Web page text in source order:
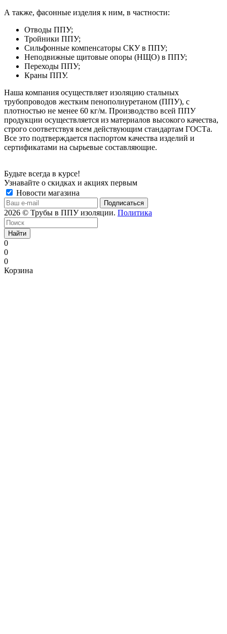
А также, фасонные изделия к ним, в частности:
Отводы ППУ;
Тройники ППУ;
Сильфонные компенсаторы СКУ в ППУ;
Неподвижные щитовые опоры (НЩО) в ППУ;
Переходы ППУ;
Краны ППУ.
Наша компания осуществляет изоляцию стальных
трубопроводов жестким пенополиуретаном (ППУ), с
плотностью не менее 60 кг/м. Производство всей ППУ
продукции осуществляется из материалов высокого качества,
строго соответствуя всем действующим стандартам ГОСТа.
Все это подтверждается паспортом качества изделий и
сертификатами на сырьевые составляющие.
Будьте всегда в курсе!
Узнавайте о скидках и акциях первым
Новости магазина
2026 © Трубы в ППУ изоляции. Политика
Найти
0
0
0
Корзина